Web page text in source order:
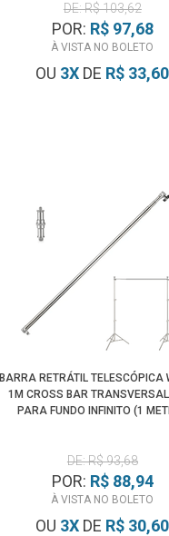
DE: R$ 103,62
POR: R$ 97,68
À VISTA NO BOLETO
OU 3X DE R$ 33,60
BARRA RETRÁTIL TELESCÓPICA
1M CROSS BAR
PARA FUNDO INFINITO (1
DE: R$ 93,68
POR: R$ 88,94
À VISTA NO BOLETO
OU 3X DE R$ 30,60